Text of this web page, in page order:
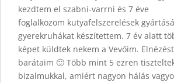
kezdtem el szabni-varrni és 7 éve
foglalkozom kutyafelszerelések
gyerekruhákat készítettem. 7 év alatt
képet küldtek nekem a Vevőim.
barátaim 🙂 Több mint 5 ezren
bizalmukkal, amiért nagyon hálás